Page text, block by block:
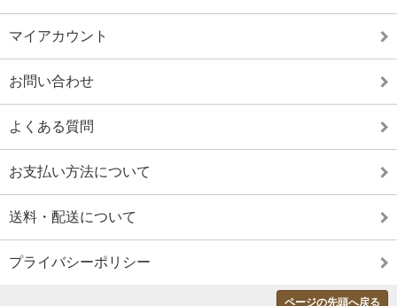
マイアカウント
お問い合わせ
よくある質問
お支払い方法について
送料・配送について
プライバシーポリシー
ページの先頭へ戻る